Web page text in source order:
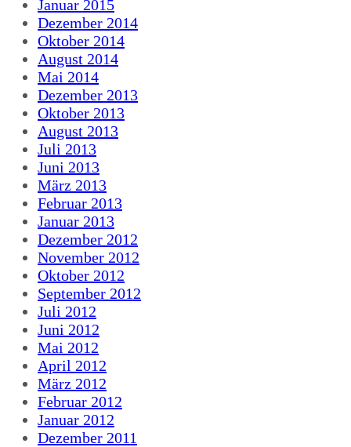
Januar 2015
Dezember 2014
Oktober 2014
August 2014
Mai 2014
Dezember 2013
Oktober 2013
August 2013
Juli 2013
Juni 2013
März 2013
Februar 2013
Januar 2013
Dezember 2012
November 2012
Oktober 2012
September 2012
Juli 2012
Juni 2012
Mai 2012
April 2012
März 2012
Februar 2012
Januar 2012
Dezember 2011